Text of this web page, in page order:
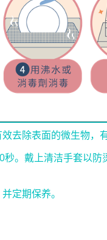
去除表面的微生物，
。戴上清洁手套以防
定期保养。